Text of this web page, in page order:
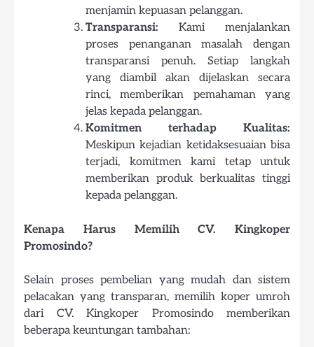
menjamin kepuasan pelanggan.
Transparansi: Kami menjalankan
proses penanganan masalah dengan
transparansi penuh. Setiap langkah
yang diambil akan dijelaskan secara
rinci, memberikan pemahaman yang
jelas kepada pelanggan.
Komitmen terhadap Kualitas:
Meskipun kejadian ketidaksesuaian bisa
terjadi, komitmen kami tetap untuk
memberikan produk berkualitas tinggi
kepada pelanggan.
Kenapa Harus Memilih CV. Kingkoper
Promosindo?
Selain proses pembelian yang mudah dan sistem
pelacakan yang transparan, memilih koper umroh
dari CV. Kingkoper Promosindo memberikan
beberapa keuntungan tambahan: